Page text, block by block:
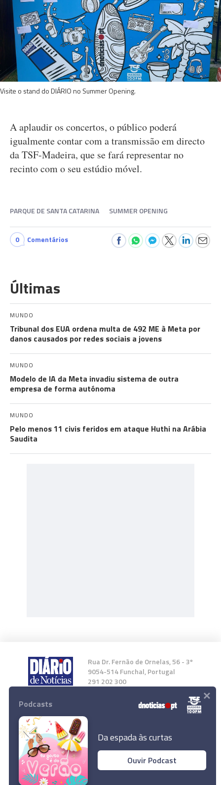
Visite o stand do DIÁRIO no Summer Opening.
A aplaudir os concertos, o público poderá
igualmente contar com a transmissão em directo
da TSF-Madeira, que se fará representar no
recinto com o seu estúdio móvel.
PARQUE DE SANTA CATARINA SUMMER OPENING
0 Comentários
Últimas
MUNDO
Tribunal dos EUA ordena multa de 492 ME à Meta por
danos causados por redes sociais a jovens
MUNDO
Modelo de IA da Meta invadiu sistema de outra
empresa de forma autónoma
MUNDO
Pelo menos 11 civis feridos em ataque Huthi na Arábia
Saudita
Rua Dr. Fernão de Ornelas, 56 - 3º
9054-514 Funchal, Portugal
291 202 300
Instale a nossa App
© 2024 Empresa Diário de Notícias, Lda.
Todos os direitos reservados.
Podcasts
Da espada às curtas
Ouvir Podcast
×